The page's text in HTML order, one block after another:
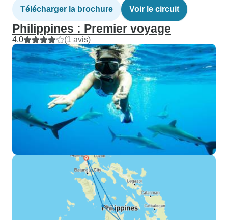
Télécharger la brochure Voir le circuit
Philippines : Premier voyage
4.0 (1 avis)